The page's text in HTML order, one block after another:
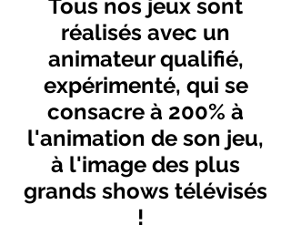
Tous nos jeux sont
réalisés avec un
animateur qualifié,
expérimenté, qui se
consacre à 200% à
l'animation de son jeu,
à l'image des plus
grands shows télévisés
!